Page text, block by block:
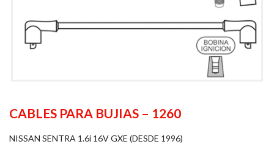
CABLES PARA BUJIAS – 1260
NISSAN SENTRA 1.6i 16V GXE (DESDE 1996)